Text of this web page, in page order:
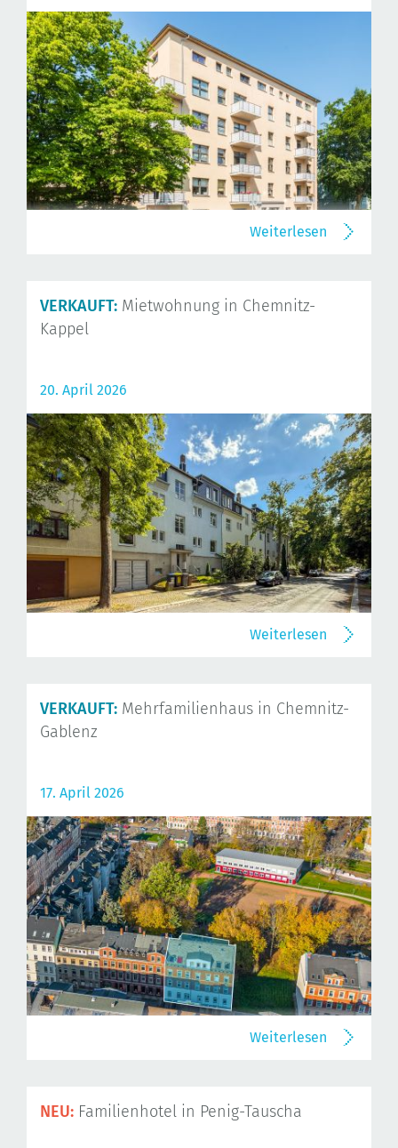
Weiterlesen
VERKAUFT: Mietwohnung in Chemnitz-
Kappel
20. April 2026
Weiterlesen
VERKAUFT: Mehrfamilienhaus in Chemnitz-
Gablenz
17. April 2026
Weiterlesen
NEU: Familienhotel in Penig-Tauscha